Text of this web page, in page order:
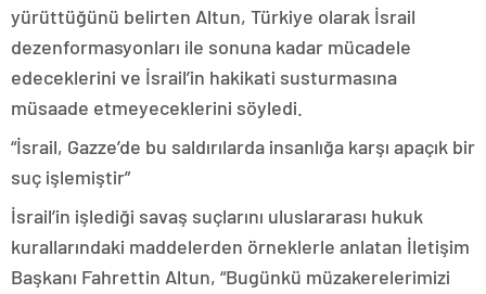
yürüttüğünü belirten Altun, Türkiye olarak İsrail
dezenformasyonları ile sonuna kadar mücadele
edeceklerini ve İsrail’in hakikati susturmasına
müsaade etmeyeceklerini söyledi.
“İsrail, Gazze’de bu saldırılarda insanlığa karşı apaçık bir
suç işlemiştir”
İsrail’in işlediği savaş suçlarını uluslararası hukuk
kurallarındaki maddelerden örneklerle anlatan İletişim
Başkanı Fahrettin Altun, “Bugünkü müzakerelerimizi